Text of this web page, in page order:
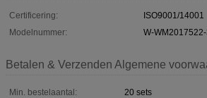
Certificering:
ISO9001/14001
Modelnummer:
W-
Betalen & Verzenden Algemene
Min. bestelaantal:
20 sets